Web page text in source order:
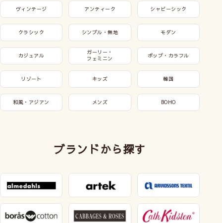
ヴィンテージ アンティーク シャビーシック
クラシック シンプル・無地 モダン
カジュアル
ガーリー・
フェミニン
ポップ・カラフル
リゾート キッズ 韓国
和風・アジアン メンズ BOHO
ブランドから探す